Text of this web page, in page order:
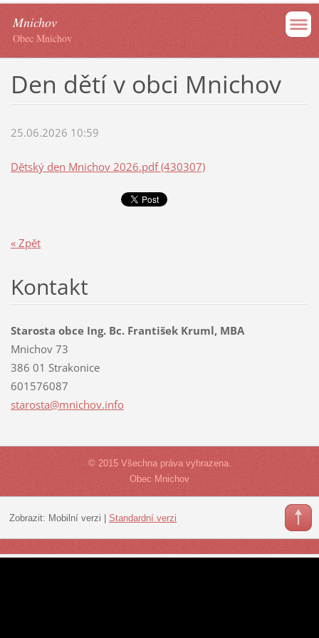
Mnichov
Obec Mnichov
Den dětí v obci Mnichov
25.06.2026 10:59
Dětský den Mnichov 2026.pdf (430307)
« Zpět
Kontakt
Starosta obce Ing. Bc. František Kruml, MBA
Mnichov 73
386 01 Strakonice
601576087
starosta@mnichov.info
© 2015 Všechna práva vyhrazena.
Obec Mnichov
Zobrazit: Mobilní verzi Standardní verzi